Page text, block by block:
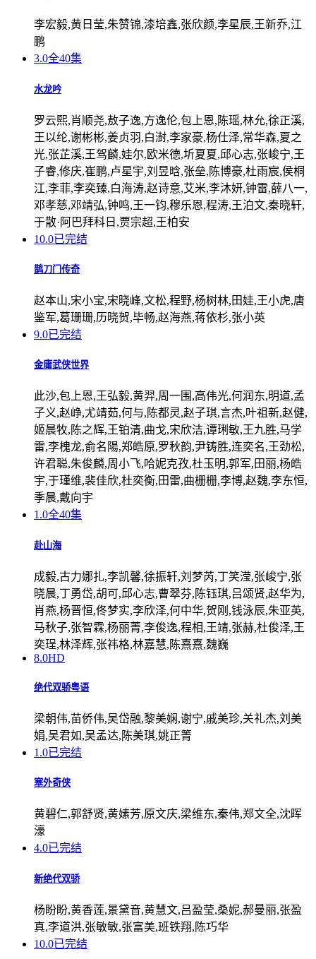
李宏毅,黄日莹,朱赞锦,漆培鑫,张欣颜,李星辰,王新乔,江
鹏
3.0全40集
水龙吟
罗云熙,肖顺尧,敖子逸,方逸伦,包上恩,陈瑶,林允,徐正溪,
王以纶,谢彬彬,姜贞羽,白澍,李家豪,杨仕泽,常华森,夏之
光,张芷溪,王驾麟,娃尔,欧米德,圻夏夏,邱心志,张峻宁,王
子睿,修庆,崔鹏,卢星宇,刘昱晗,张垒,陈博豪,杜雨宸,侯桐
江,李菲,李奕臻,白海涛,赵诗意,艾米,李沐妍,钟雷,薛八一,
邓孝慈,邓靖弘,钟鸣,王一钧,穆乐恩,程涛,王泊文,秦晓轩,
于散·阿巴拜科日,贾宗超,王柏安
10.0已完结
鹊刀门传奇
赵本山,宋小宝,宋晓峰,文松,程野,杨树林,田娃,王小虎,唐
鉴军,葛珊珊,历晓贺,毕畅,赵海燕,蒋依杉,张小英
9.0已完结
金庸武侠世界
此沙,包上恩,王弘毅,黄羿,周一围,高伟光,何润东,明道,孟
子义,赵峥,尤靖茹,何与,陈都灵,赵子琪,言杰,叶祖新,赵健,
姬晨牧,陈之辉,王铂清,曲戈,宋欣洁,谭琍敏,王九胜,马学
雷,李槐龙,俞名陽,郑皓原,罗秋韵,尹铸胜,连奕名,王劲松,
许君聪,朱俊麟,周小飞,哈妮克孜,杜玉明,郭军,田丽,杨皓
宇,于瑾维,裴佳欣,杜奕衡,田雷,曲栅栅,李博,赵魏,李东恒,
季晨,戴向宇
1.0全40集
赴山海
成毅,古力娜扎,李凯馨,徐振轩,刘梦芮,丁笑滢,张峻宁,张
晓晨,丁勇岱,胡可,邱心志,曹翠芬,陈钰琪,吕颂贤,赵华为,
肖燕,杨晋恒,佟梦实,李欣泽,何中华,贺刚,钱泳辰,朱亚英,
马秋子,张智霖,杨丽菁,李俊逸,程相,王靖,张赫,杜俊泽,王
奕珵,林泽辉,张祎格,林嘉慧,陈熹熹,魏巍
8.0HD
绝代双骄粤语
梁朝伟,苗侨伟,吴岱融,黎美娴,谢宁,戚美珍,关礼杰,刘美
娟,吴君如,吴孟达,陈美琪,姚正箐
1.0已完结
塞外奇侠
黄碧仁,郭舒贤,黄嫊芳,原文庆,梁维东,秦伟,郑文全,沈晖
濠
4.0已完结
新绝代双骄
杨盼盼,黄香莲,景黛音,黄慧文,吕盈莹,桑妮,郝曼丽,张盈
真,李道洪,张敏敏,张富美,班铁翔,陈巧华
10.0已完结